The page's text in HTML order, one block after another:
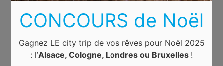
CONCOURS de Noël
Gagnez LE city trip de vos rêves pour Noël 2025
: l’Alsace, Cologne, Londres ou Bruxelles !